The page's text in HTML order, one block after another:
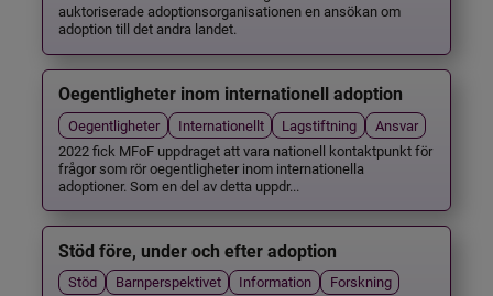
auktoriserade adoptionsorganisationen en ansökan om
adoption till det andra landet.
Oegentligheter inom internationell adoption
Oegentligheter Internationellt Lagstiftning
Ansvar
2022 fick MFoF uppdraget att vara nationell kontaktpunkt för
frågor som rör oegentligheter inom internationella
adoptioner. Som en del av detta uppdr...
Stöd före, under och efter adoption
Stöd Barnperspektivet Information
Forskning